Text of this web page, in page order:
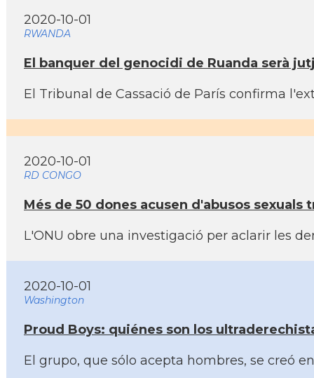
2020-10-01
RWANDA
El banquer del genocidi de Ruanda serà
El Tribunal de Cassació de Parí­s confirma
2020-10-01
RD CONGO
Més de 50 dones acusen d'abusos
L'ONU obre una investigació per aclarir les
2020-10-01
Washington
Proud Boys: quiénes son los
El grupo, que sólo acepta hombres, se creó